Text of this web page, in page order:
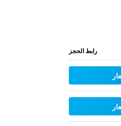
رابط الحجز